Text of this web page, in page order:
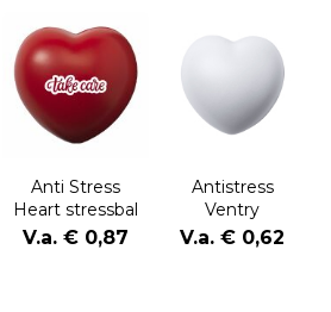
Anti Stress
Heart stressbal
V.a. € 0,87
Antistress
Ventry
V.a. € 0,62